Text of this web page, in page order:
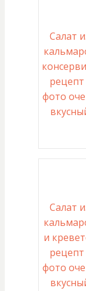
Салат
рецепт
фото
Салат
и
рецепт
фото